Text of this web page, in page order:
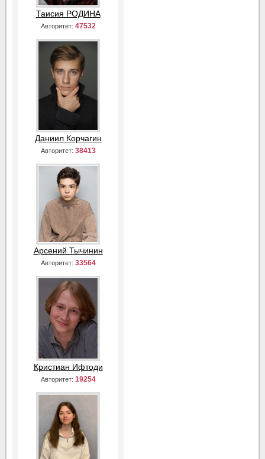
Таисия РОДИНА
Авторитет: 47532
Даниил Корчагин
Авторитет: 38413
Арсений Тычинин
Авторитет: 33564
Кристиан Ифтоди
Авторитет: 19254